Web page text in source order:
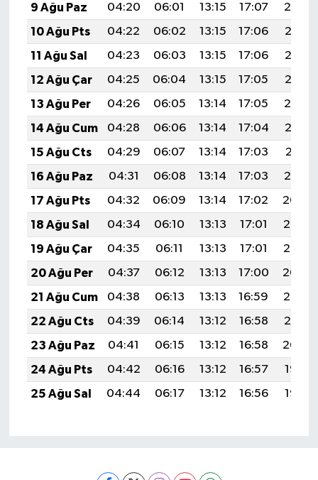
9 Ağu Paz
04:20 06:01 13:15 17:07
20:19
10 Ağu Pts
04:22 06:02 13:15 17:06
20:18
11 Ağu Sal
04:23 06:03 13:15 17:06
20:17
12 Ağu Çar
04:25 06:04 13:15 17:05
20:15
13 Ağu Per
04:26 06:05 13:14 17:05
20:14
14 Ağu Cum
04:28 06:06 13:14 17:04
20:13
15 Ağu Cts
04:29 06:07 13:14 17:03
20:11
16 Ağu Paz
04:31 06:08 13:14 17:03
20:10
17 Ağu Pts
04:32 06:09 13:14 17:02
20:09
18 Ağu Sal
04:34 06:10 13:13 17:01
20:07
19 Ağu Çar
04:35 06:11 13:13 17:01
20:06
20 Ağu Per
04:37 06:12 13:13 17:00
20:04
21 Ağu Cum
04:38 06:13 13:13 16:59
20:03
22 Ağu Cts
04:39 06:14 13:12 16:58
20:01
23 Ağu Paz
04:41 06:15 13:12 16:58
20:00
24 Ağu Pts
04:42 06:16 13:12 16:57
19:58
25 Ağu Sal
04:44 06:17 13:12 16:56 19:57